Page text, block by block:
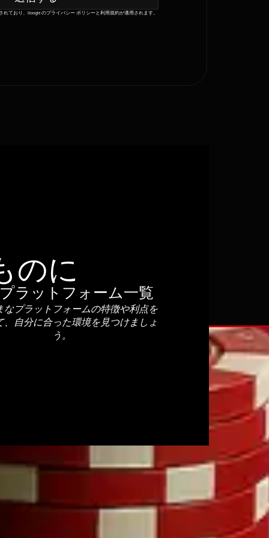
れており、Google のプライバシー ポリシーと利用規約が適用されます。
のに
ラットフォーム一覧
なプラットフォームの特徴や利点を
、自分に合った環境を見つけましょ
う。